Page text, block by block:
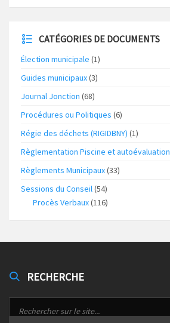
CATÉGORIES DE DOCUMENTS
Élection municipale (1)
Guides municipaux(3)
Journal Jonction (68)
Procédures ou Politiques (6)
Régie des déchets (RIGIDBNY) (1)
Règlementation Piscine et autoévaluation
Règlements Municipaux(33)
Sessions du Conseil(54)
Procès Verbaux(116)
RECHERCHE